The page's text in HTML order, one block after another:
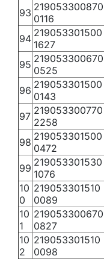
93 219053300870
0116
94 219053301500
1627
95 219053300670
0525
96 219053301500
0143
97 219053300770
2258
98 219053301500
0472
99 219053301530
1076
10
0
219053301510
0089
10
1
219053300670
0827
10
2
219053301510
0098